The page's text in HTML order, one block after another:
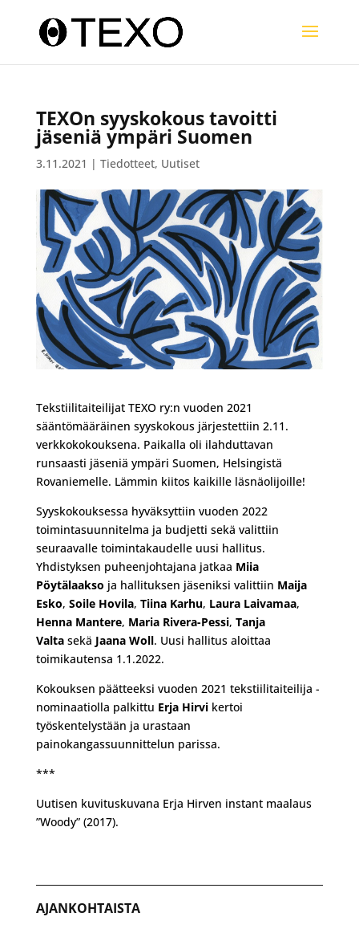
TEXOn syyskokous tavoitti
jäseniä ympäri Suomen
3.11.2021 | Tiedotteet, Uutiset
Tekstiilitaiteilijat TEXO ry:n vuoden 2021
sääntömääräinen syyskokous järjestettiin 2.11.
verkkokokouksena. Paikalla oli ilahduttavan
runsaasti jäseniä ympäri Suomen, Helsingistä
Rovaniemelle. Lämmin kiitos kaikille läsnäolijoille!
Syyskokouksessa hyväksyttiin vuoden 2022
toimintasuunnitelma ja budjetti sekä valittiin
seuraavalle toimintakaudelle uusi hallitus.
Yhdistyksen puheenjohtajana jatkaa Miia
Pöytälaakso ja hallituksen jäseniksi valittiin Maija
Esko, Soile Hovila, Tiina Karhu, Laura Laivamaa,
Henna Mantere, Maria Rivera-Pessi, Tanja
Valtasekä Jaana Woll. Uusi hallitus aloittaa
toimikautensa 1.1.2022.
Kokouksen päätteeksi vuoden 2021 tekstiilitaiteilija -
nominaatiolla palkittu Erja Hirvikertoi
työskentelystään ja urastaan
painokangassuunnittelun parissa.
***
Uutisen kuvituskuvana Erja Hirven instant maalaus
”Woody” (2017).
AJANKOHTAISTA